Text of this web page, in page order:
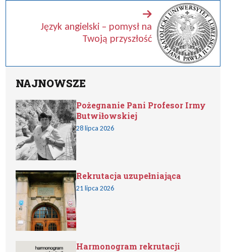
Język angielski – pomysł na
Twoją przyszłość
NAJNOWSZE
Pożegnanie Pani Profesor Irmy
Butwiłowskiej
28 lipca 2026
Rekrutacja uzupełniająca
21 lipca 2026
Harmonogram rekrutacji